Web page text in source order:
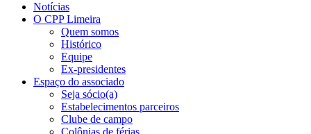
Notícias
O CPP Limeira
Quem somos
Histórico
Equipe
Ex-presidentes
Espaço do associado
Seja sócio(a)
Estabelecimentos parceiros
Clube de campo
Colônias de férias